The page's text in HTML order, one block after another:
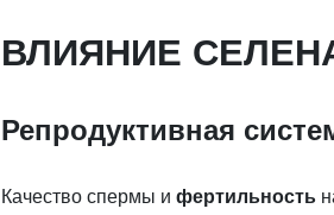
ВЛИЯНИЕ
Репродуктивная
Качество спермы и фертильность